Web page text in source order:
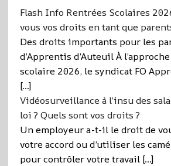
Flash Info Rentrées Scolaires
vous vos droits en tant que
Des droits importants pour les
d’Apprentis d’Auteuil À
scolaire 2026, le syndicat FO
[…]
Vidéosurveillance à l’insu des
loi ? Quels sont vos droits ?
Un employeur a-t-il le droit de
votre accord ou d’utiliser les
pour contrôler votre travail […]